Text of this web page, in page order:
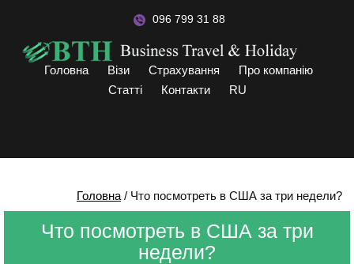
Головна Візи Страхування
Про компанію
Статті
Контакти RU
096 799 31 88
Головна / Что посмотреть в США за три недели?
Что посмотреть в США за три
недели?